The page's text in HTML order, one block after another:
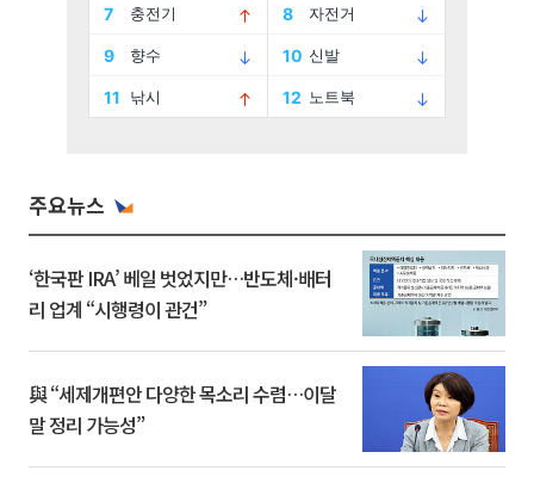
주요뉴스
‘한국판 IRA’ 베일 벗었지만…반도체·배터
리 업계 “시행령이 관건”
與 “세제개편안 다양한 목소리 수렴…이달
말 정리 가능성”